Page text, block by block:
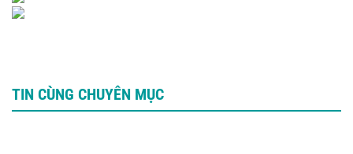
TIN CÙNG CHUYÊN MỤC